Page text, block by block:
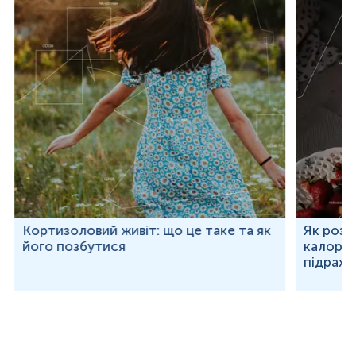
Кортизоловий живіт: що це таке та як
його позбутися
Як